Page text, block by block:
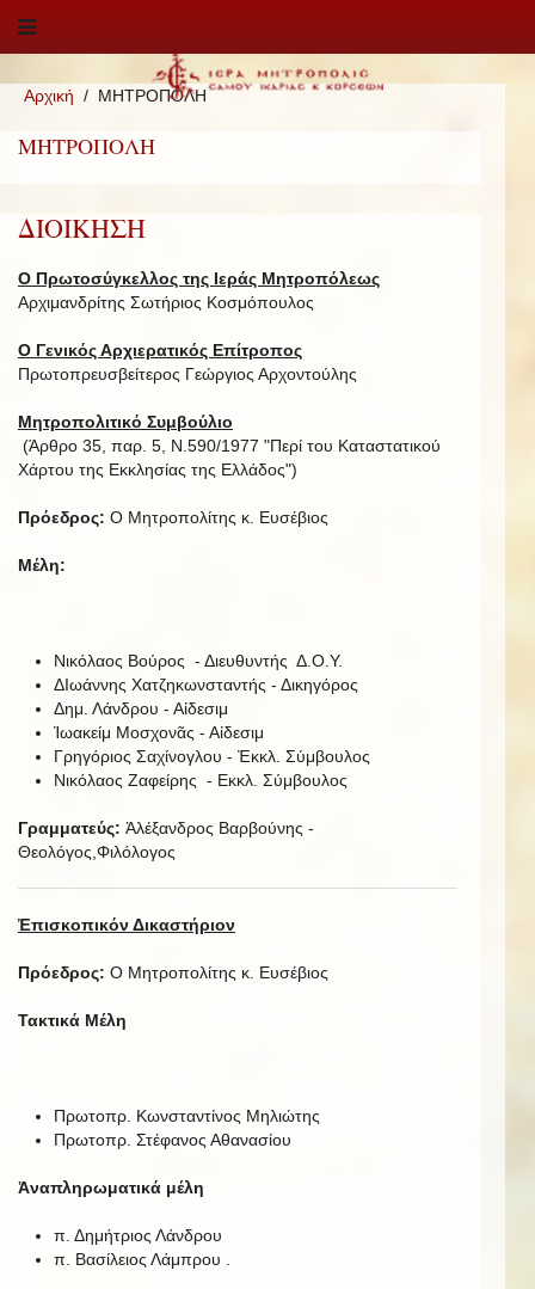
Αρχική ΜΗΤΡΟΠΟΛΗ
ΜΗΤΡΟΠΟΛΗ
ΔΙΟΙΚΗΣΗ
Ο Πρωτοσύγκελλος της Ιεράς Μητροπόλεως
Αρχιμανδρίτης Σωτήριος Κοσμόπουλος
Ο Γενικός Αρχιερατικός Επίτροπος
Πρωτοπρευσβείτερος Γεώργιος Αρχοντούλης
Μητροπολιτικό Συμβούλιο
(Άρθρο 35, παρ. 5, Ν.590/1977 "Περί του Καταστατικού
Χάρτου της Εκκλησίας της Ελλάδος")
Πρόεδρος: Ο Μητροπολίτης κ. Ευσέβιος
Μέλη:
Νικόλαος Βούρος - Διευθυντής Δ.Ο.Υ.
ΔΙωάννης Χατζηκωνσταντής - Δικηγόρος
Δημ. Λάνδρου - Αἰδεσιμ
Ἰωακείμ Μοσχονᾶς - Αἰδεσιμ
Γρηγόριος Σαχίνογλου - Ἐκκλ. Σύμβουλος
Νικόλαος Ζαφείρης - Εκκλ. Σύμβουλος
Γραμματεύς: Ἀλέξανδρος Βαρβούνης -
Θεολόγος,Φιλόλογος
Ἐπισκοπικόν Δικαστήριον
Πρόεδρος: Ο Μητροπολίτης κ. Ευσέβιος
Τακτικά Μέλη
Πρωτοπρ. Κωνσταντίνος Μηλιώτης
Πρωτοπρ. Στέφανος Αθανασίου
Ἀναπληρωματικά μέλη
π. Δημήτριος Λάνδρου
π. Βασίλειος Λάμπρου .